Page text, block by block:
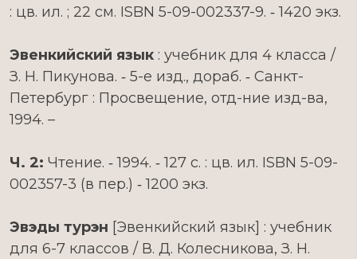
: цв. ил. ; 22 см. ISBN 5-09-002337-9. ‑ 1420 экз.
Эвенкийский язык : учебник для 4 класса /
З. Н. Пикунова. ‑ 5-е изд., дораб. ‑ Санкт-
Петербург : Просвещение, отд-ние изд-ва,
1994. –
Ч. 2: Чтение. ‑ 1994. ‑ 127 с. : цв. ил. ISBN 5-09-
002357-3 (в пер.) ‑ 1200 экз.
Эвэды турэн [Эвенкийский язык] : учебник
для 6-7 классов / В. Д. Колесникова, З. Н.